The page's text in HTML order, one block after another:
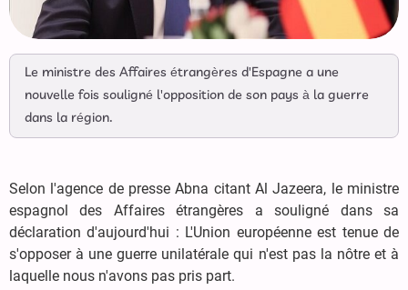
Le ministre des Affaires étrangères d'Espagne a une
nouvelle fois souligné l'opposition de son pays à la guerre
dans la région.
Selon l'agence de presse Abna citant Al Jazeera, le ministre
espagnol des Affaires étrangères a souligné dans sa
déclaration d'aujourd'hui : L'Union européenne est tenue de
s'opposer à une guerre unilatérale qui n'est pas la nôtre et à
laquelle nous n'avons pas pris part.